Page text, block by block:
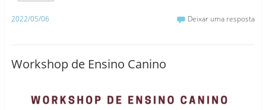
2022/05/06 Deixar uma resposta
Workshop de Ensino Canino